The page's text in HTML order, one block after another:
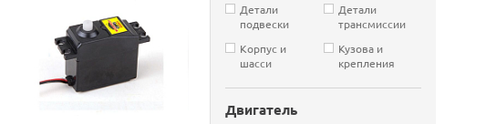
Детали
подвески
Детали
трансмиссии
Корпус и
шасси
Кузова и
крепления
Двигатель